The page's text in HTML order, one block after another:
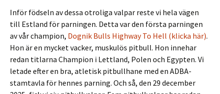
Inför födseln av dessa otroliga valpar reste vi hela vägen
till Estland för parningen. Detta var den första parningen
av vår champion, Dognik Bulls Highway To Hell (klicka här).
Hon är en mycket vacker, muskulös pitbull. Hon innehar
redan titlarna Champion i Lettland, Polen och Egypten. Vi
letade efter en bra, atletisk pitbullhane med en ADBA-
stamtavla för hennes parning. Och så, den 29 december